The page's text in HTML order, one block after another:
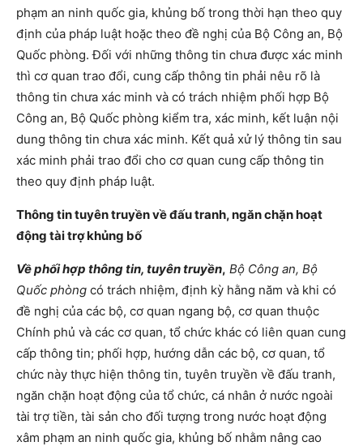
phạm an ninh quốc gia, khủng bố trong thời hạn theo quy
định của pháp luật hoặc theo đề nghị của Bộ Công an, Bộ
Quốc phòng. Đối với những thông tin chưa được xác minh
thì cơ quan trao đổi, cung cấp thông tin phải nêu rõ là
thông tin chưa xác minh và có trách nhiệm phối hợp Bộ
Công an, Bộ Quốc phòng kiểm tra, xác minh, kết luận nội
dung thông tin chưa xác minh. Kết quả xử lý thông tin sau
xác minh phải trao đổi cho cơ quan cung cấp thông tin
theo quy định pháp luật.
Thông tin tuyên truyền về đấu tranh, ngăn chặn hoạt
động tài trợ khủng bố
Về phối hợp thông tin, tuyên truyền, Bộ Công an, Bộ
Quốc phòng có trách nhiệm, định kỳ hằng năm và khi có
đề nghị của các bộ, cơ quan ngang bộ, cơ quan thuộc
Chính phủ và các cơ quan, tổ chức khác có liên quan cung
cấp thông tin; phối hợp, hướng dẫn các bộ, cơ quan, tổ
chức này thực hiện thông tin, tuyên truyền về đấu tranh,
ngăn chặn hoạt động của tổ chức, cá nhân ở nước ngoài
tài trợ tiền, tài sản cho đối tượng trong nước hoạt động
xâm phạm an ninh quốc gia, khủng bố nhằm nâng cao